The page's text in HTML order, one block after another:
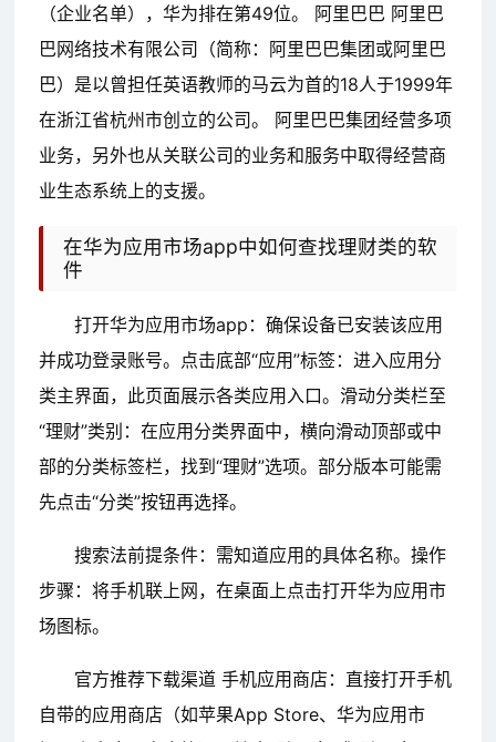
（企业名单），华为排在第49位。 阿里巴巴 阿里巴
巴网络技术有限公司（简称：阿里巴巴集团或阿里巴
巴）是以曾担任英语教师的马云为首的18人于1999年
在浙江省杭州市创立的公司。 阿里巴巴集团经营多项
业务，另外也从关联公司的业务和服务中取得经营商
业生态系统上的支援。
在华为应用市场app中如何查找理财类的软
件
打开华为应用市场app：确保设备已安装该应用
并成功登录账号。点击底部“应用”标签：进入应用分
类主界面，此页面展示各类应用入口。滑动分类栏至
“理财”类别：在应用分类界面中，横向滑动顶部或中
部的分类标签栏，找到“理财”选项。部分版本可能需
先点击“分类”按钮再选择。
搜索法前提条件：需知道应用的具体名称。操作
步骤：将手机联上网，在桌面上点击打开华为应用市
场图标。
官方推荐下载渠道 手机应用商店：直接打开手机
自带的应用商店（如苹果App Store、华为应用市